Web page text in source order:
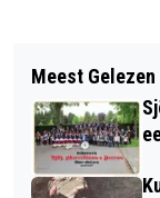
JUBILARIS
IN
HERMANS
Meest Gelezen